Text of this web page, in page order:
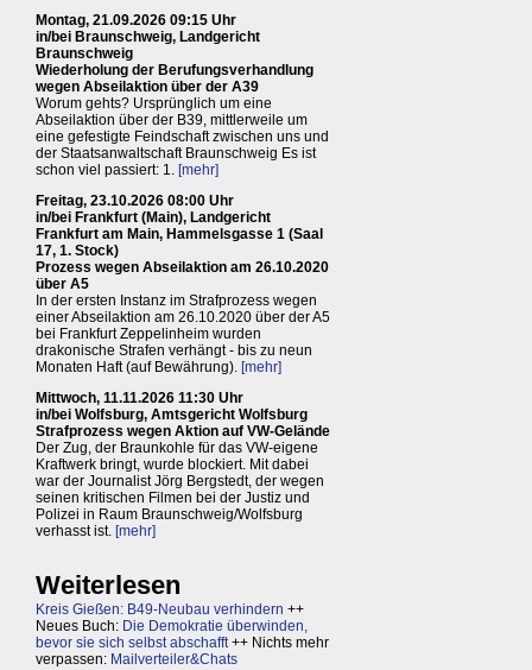
Montag, 21.09.2026 09:15 Uhr
in/bei Braunschweig, Landgericht
Braunschweig
Wiederholung der Berufungsverhandlung
wegen Abseilaktion über der A39
Worum gehts? Ursprünglich um eine
Abseilaktion über der B39, mittlerweile um
eine gefestigte Feindschaft zwischen uns und
der Staatsanwaltschaft Braunschweig Es ist
schon viel passiert: 1. [mehr]
Freitag, 23.10.2026 08:00 Uhr
in/bei Frankfurt (Main), Landgericht
Frankfurt am Main, Hammelsgasse 1 (Saal
17, 1. Stock)
Prozess wegen Abseilaktion am 26.10.2020
über A5
In der ersten Instanz im Strafprozess wegen
einer Abseilaktion am 26.10.2020 über der A5
bei Frankfurt Zeppelinheim wurden
drakonische Strafen verhängt - bis zu neun
Monaten Haft (auf Bewährung). [mehr]
Mittwoch, 11.11.2026 11:30 Uhr
in/bei Wolfsburg, Amtsgericht Wolfsburg
Strafprozess wegen Aktion auf VW-Gelände
Der Zug, der Braunkohle für das VW-eigene
Kraftwerk bringt, wurde blockiert. Mit dabei
war der Journalist Jörg Bergstedt, der wegen
seinen kritischen Filmen bei der Justiz und
Polizei in Raum Braunschweig/Wolfsburg
verhasst ist. [mehr]
Weiterlesen
Kreis Gießen: B49-Neubau verhindern ++
Neues Buch: Die Demokratie überwinden,
bevor sie sich selbst abschafft++ Nichts mehr
verpassen: Mailverteiler&Chats